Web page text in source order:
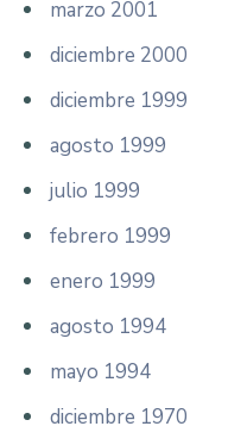
marzo 2001
diciembre 2000
diciembre 1999
agosto 1999
julio 1999
febrero 1999
enero 1999
agosto 1994
mayo 1994
diciembre 1970